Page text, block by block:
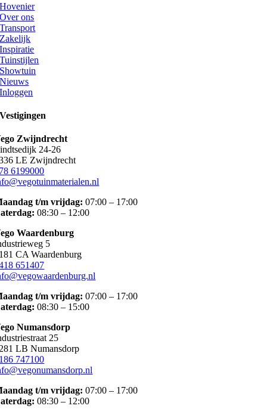
Hovenier
Over ons
Transport
Zakelijk
Inspiratie
Tuinstijlen
Showtuin
Nieuws
Inloggen
Vestigingen
Zwijndrecht
24-26
LE Zwijndrecht
6199000
t/m vrijdag: 07:00 – 17:00
08:30 – 12:00
Waardenburg
5
CA Waardenburg
651407
t/m vrijdag: 07:00 – 17:00
: 08:30 – 15:00
Numansdorp
25
LB Numansdorp
747100
t/m vrijdag: 07:00 – 17:00
: 08:30 – 12:00